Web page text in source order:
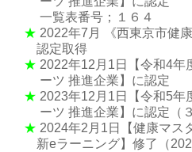
一覧表番号；１６４
★ 2022年7月 《西東京市健
認定取得
★ 2022年12月1日【令和4年
ーツ 推進企業】に認定
★ 2023年12月1日【令和5年
ーツ 推進企業】に認定（３
★ 2024年2月1日【健康マス
新eラーニング】修了（